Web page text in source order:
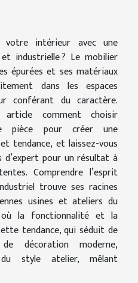
votre intérieur avec une
industrielle ? Le mobilier
épurées et ses matériaux
dans les espaces
conférant du caractère.
comment choisir
pièce pour créer une
tendance, et laissez-vous
d’expert pour un résultat à
Comprendre l’esprit
trouve ses racines
usines et ateliers du
la fonctionnalité et la
tendance, qui séduit de
décoration moderne,
style atelier, mêlant